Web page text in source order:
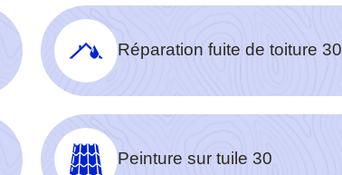
Réparation fuite de toiture 30
Peinture sur tuile 30